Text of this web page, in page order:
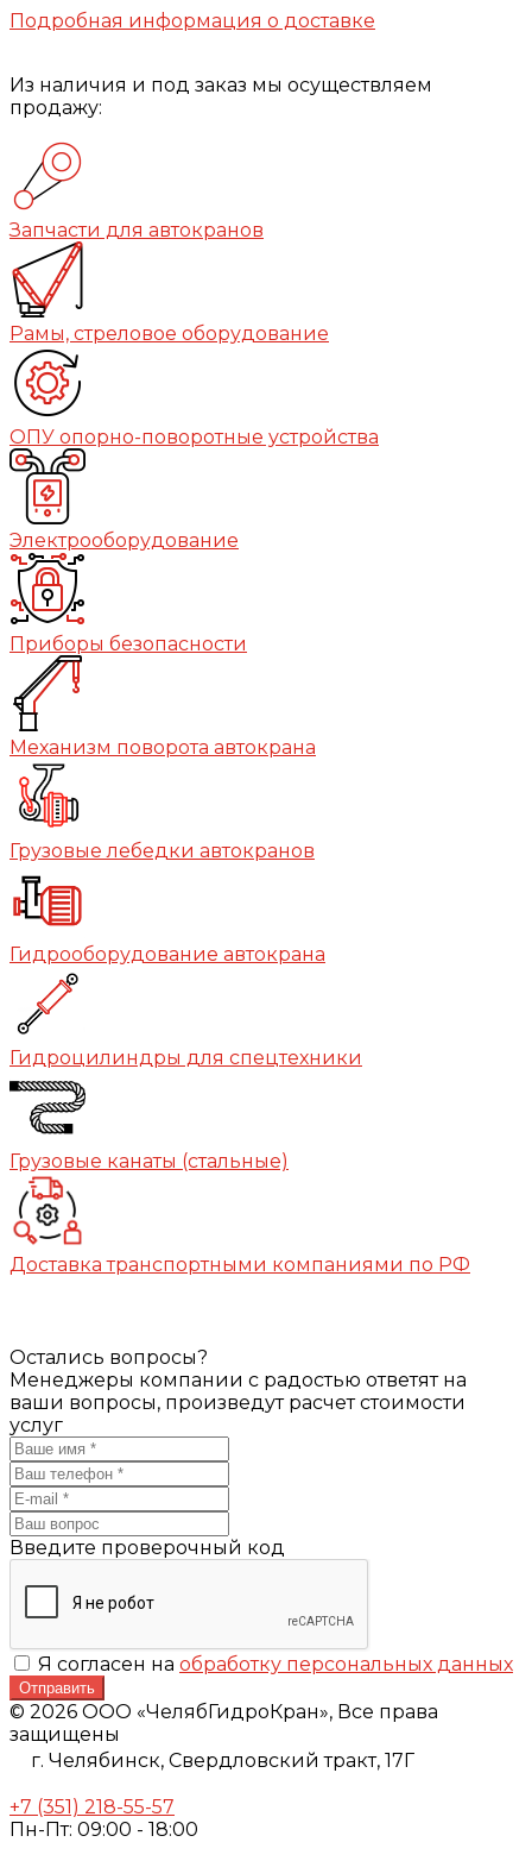
Подробная информация о доставке
Из наличия и под заказ мы осуществляем
продажу:
Запчасти для автокранов
Рамы, стреловое оборудование
ОПУ опорно-поворотные устройства
Электрооборудование
Приборы безопасности
Механизм поворота автокрана
Грузовые лебедки автокранов
Гидрооборудование автокрана
Гидроцилиндры для спецтехники
Грузовые канаты (стальные)
Доставка транспортными компаниями по РФ
Остались вопросы?
Менеджеры компании с радостью ответят на
ваши вопросы, произведут расчет стоимости
услуг
Введите проверочный код
Я согласен на обработку персональных данных
Отправить
© 2026 ООО «ЧелябГидроКран», Все права
защищены
г. Челябинск, Свердловский тракт, 17Г
+7 (351) 218-55-57
Пн-Пт: 09:00 - 18:00